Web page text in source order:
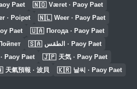
Paet 🇳🇴 Været · Paoy Paet
· Poipet 🇳🇱 Weer · Paoy Paet
Paet 🇺🇦 Погода · Paoy Paet
🇸🇦 الطقس · Paoy Paet
Paoy Paet 🇯🇵 天気 · Paoy Paet
天氣預報 · 波貝 🇰🇷 날씨 · Paoy Paet